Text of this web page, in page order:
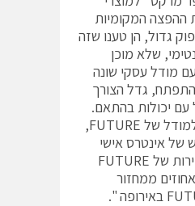
ההפצה המקומיות
גדול, הן טענו שזה
שלא מוכן
מודל עסקי שונה
גדל הצורך
עם יכולות בהתאם.
זה התאים בדיוק למודל של FUTURE,
של אינטרס אישי
ומסחרי. כיום המכירות של FUTURE
ממחזור